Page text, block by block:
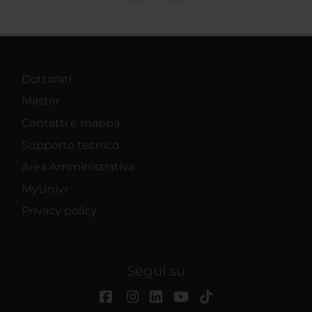
Dottorati
Master
Contatti e mappa
Supporto tecnico
Area Amministrativa
MyUnivr
Privacy policy
Segui su